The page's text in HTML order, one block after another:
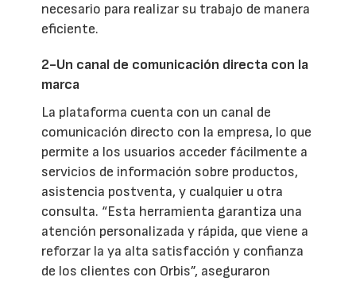
necesario para realizar su trabajo de manera
eficiente.
2-Un canal de comunicación directa con la
marca
La plataforma cuenta con un canal de
comunicación directo con la empresa, lo que
permite a los usuarios acceder fácilmente a
servicios de información sobre productos,
asistencia postventa, y cualquier u otra
consulta. “Esta herramienta garantiza una
atención personalizada y rápida, que viene a
reforzar la ya alta satisfacción y confianza
de los clientes con Orbis”, aseguraron